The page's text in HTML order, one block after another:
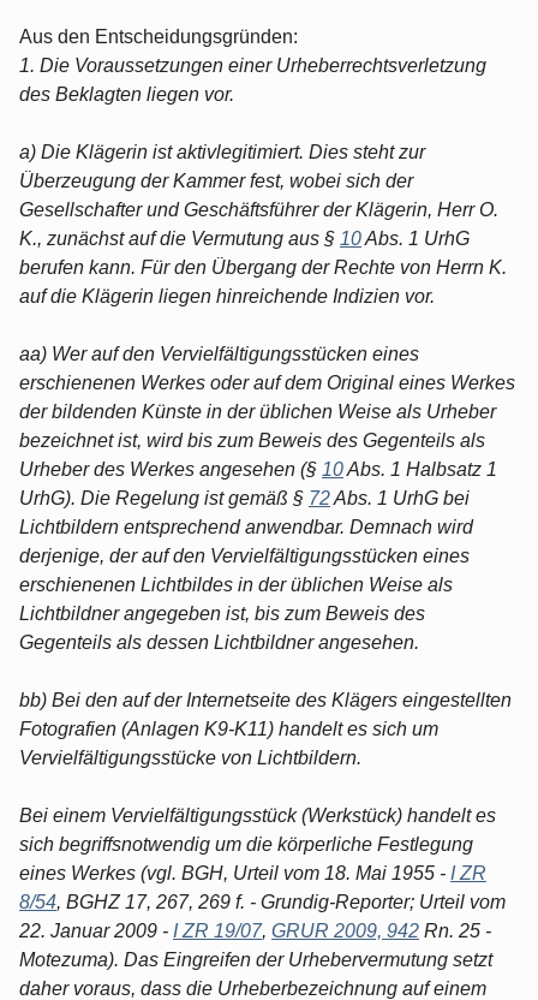
Aus den Entscheidungsgründen:
1. Die Voraussetzungen einer Urheberrechtsverletzung
des Beklagten liegen vor.
a) Die Klägerin ist aktivlegitimiert. Dies steht zur
Überzeugung der Kammer fest, wobei sich der
Gesellschafter und Geschäftsführer der Klägerin, Herr O.
K., zunächst auf die Vermutung aus § 10Abs. 1 UrhG
berufen kann. Für den Übergang der Rechte von Herrn K.
auf die Klägerin liegen hinreichende Indizien vor.
aa) Wer auf den Vervielfältigungsstücken eines
erschienenen Werkes oder auf dem Original eines Werkes
der bildenden Künste in der üblichen Weise als Urheber
bezeichnet ist, wird bis zum Beweis des Gegenteils als
Urheber des Werkes angesehen (§ 10Abs. 1 Halbsatz 1
UrhG). Die Regelung ist gemäß § 72Abs. 1 UrhG bei
Lichtbildern entsprechend anwendbar. Demnach wird
derjenige, der auf den Vervielfältigungsstücken eines
erschienenen Lichtbildes in der üblichen Weise als
Lichtbildner angegeben ist, bis zum Beweis des
Gegenteils als dessen Lichtbildner angesehen.
bb) Bei den auf der Internetseite des Klägers eingestellten
Fotografien (Anlagen K9-K11) handelt es sich um
Vervielfältigungsstücke von Lichtbildern.
Bei einem Vervielfältigungsstück (Werkstück) handelt es
sich begriffsnotwendig um die körperliche Festlegung
eines Werkes (vgl. BGH, Urteil vom 18. Mai 1955 - I ZR
8/54, BGHZ 17, 267, 269 f. - Grundig-Reporter; Urteil vom
22. Januar 2009 - I ZR 19/07, GRUR 2009, 942 Rn. 25 -
Motezuma). Das Eingreifen der Urhebervermutung setzt
daher voraus, dass die Urheberbezeichnung auf einem